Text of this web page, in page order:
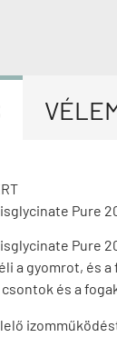
Pure
Pure
a gyomrot, és
és a